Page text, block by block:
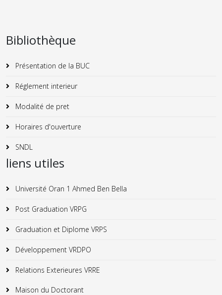
Bibliothèque
Présentation de la BUC
Réglement interieur
Modalité de pret
Horaires d'ouverture
SNDL
liens utiles
Université Oran 1 Ahmed Ben Bella
Post Graduation VRPG
Graduation et Diplome VRPS
Développement VRDPO
Relations Exterieures VRRE
Maison du Doctorant